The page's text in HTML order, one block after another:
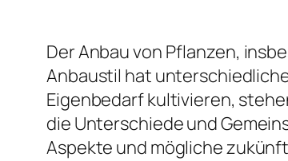
Der Anbau von Pflanzen,
Anbaustil hat
Eigenbedarf kultivieren,
die Unterschiede und
Aspekte und mögliche